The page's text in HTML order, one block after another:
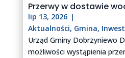
Przerwy w dostawie
lip 13, 2026 |
Aktualności, Gmina,
Urząd Gminy Dobrzyniewo
możliwości wystąpienia